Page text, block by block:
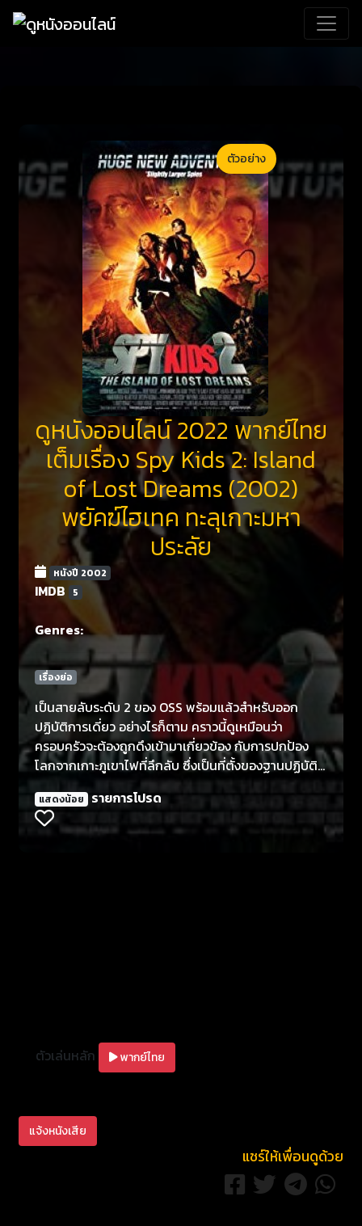
ตัวอย่าง
ดูหนังออนไลน์ 2022 พากย์ไทย
เต็มเรื่อง Spy Kids 2: Island
of Lost Dreams (2002)
พยัคฆ์ไฮเทค ทะลุเกาะมหา
ประลัย
หนังปี 2002
IMDB 5
Genres:
เรื่องย่อ
เป็นสายลับระดับ 2 ของ OSS พร้อมแล้วสำหรับออก
ปฏิบัติการเดี่ยว อย่างไรก็ตาม คราวนี้ดูเหมือนว่า
ครอบครัวจะต้องถูกดึงเข้ามาเกี่ยวข้อง กับการปกป้อง
โลกจากเกาะภูเขาไฟที่ลึกลับ ซึ่งเป็นที่ตั้งของฐานปฏิบัติ
การของนักวิทยาศาสตร์สติฟั่นเฟือน พร้อมกับเหล่าสัตว์
ประหลาดที่ถูกเขาสร้างขึ้นมา แถมด้วยอุปสรรค์ใหญ่อีก
อย่างหนึ่งของสายลับ นั่นคือ เครื่องมือสิ่งประดิษฐ์ของ
แสดงน้อย รายการโปรด
ตัวเล่นหลัก พากย์ไทย
แจ้งหนังเสีย
แชร์ให้เพื่อนดูด้วย